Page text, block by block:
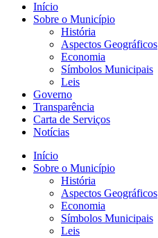
Início
Sobre o Município
História
Aspectos Geográficos
Economia
Símbolos Municipais
Leis
Governo
Transparência
Carta de Serviços
Notícias
Início
Sobre o Município
História
Aspectos Geográficos
Economia
Símbolos Municipais
Leis